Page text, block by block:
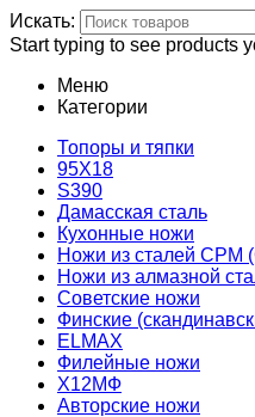
Искать:
Start typing to see products
Меню
Категории
Топоры и тяпки
95Х18
S390
Дамасская сталь
Кухонные ножи
Ножи из сталей CPM
Ножи из алмазной
Советские ножи
Финские
ELMAX
Филейные ножи
Х12МФ
Авторские ножи